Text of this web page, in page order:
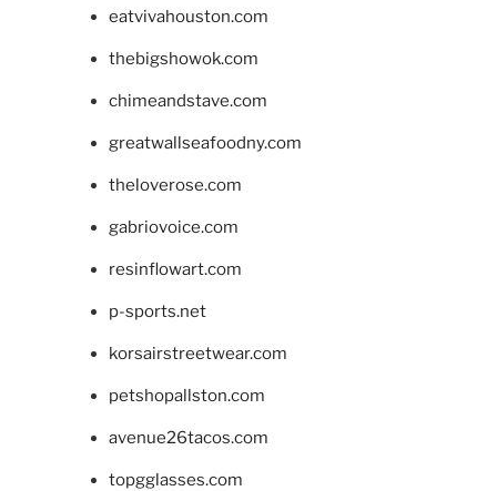
eatvivahouston.com
thebigshowok.com
chimeandstave.com
greatwallseafoodny.com
theloverose.com
gabriovoice.com
resinflowart.com
p-sports.net
korsairstreetwear.com
petshopallston.com
avenue26tacos.com
topgglasses.com